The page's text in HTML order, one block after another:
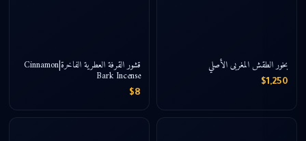
بخور الطقش المغربى الأصلي
$1,250
قشور القرفة العطرية الفاخرة|Cinnamon
Bark Incense
$8